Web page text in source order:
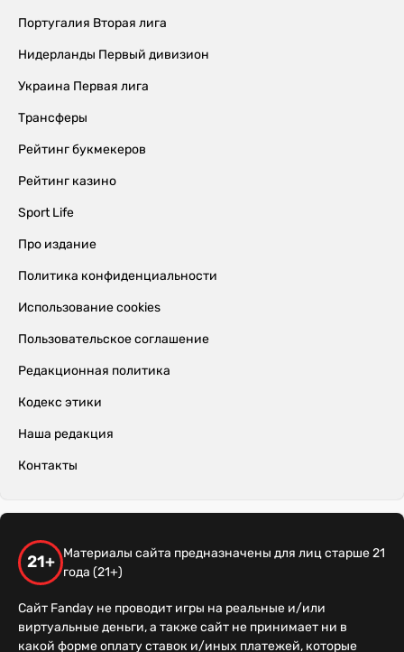
Португалия Вторая лига
Нидерланды Первый дивизион
Украина Первая лига
Трансферы
Рейтинг букмекеров
Рейтинг казино
Sport Life
Про издание
Политика конфиденциальности
Использование cookies
Пользовательское соглашение
Редакционная политика
Кодекс этики
Наша редакция
Контакты
21+
Материалы сайта предназначены для лиц старше 21
года (21+)
Сайт Fanday не проводит игры на реальные и/или
виртуальные деньги, а также сайт не принимает ни в
какой форме оплату ставок и/иных платежей, которые